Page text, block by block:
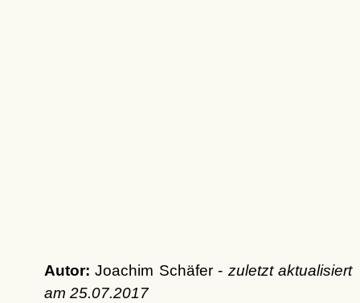
Autor: Joachim Schäfer - zuletzt aktualisiert
am 25.07.2017